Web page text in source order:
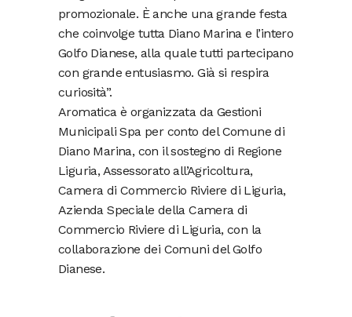
promozionale. È anche una grande festa
che coinvolge tutta Diano Marina e l’intero
Golfo Dianese, alla quale tutti partecipano
con grande entusiasmo. Già si respira
curiosità”.
Aromatica è organizzata da Gestioni
Municipali Spa per conto del Comune di
Diano Marina, con il sostegno di Regione
Liguria, Assessorato all’Agricoltura,
Camera di Commercio Riviere di Liguria,
Azienda Speciale della Camera di
Commercio Riviere di Liguria, con la
collaborazione dei Comuni del Golfo
Dianese.